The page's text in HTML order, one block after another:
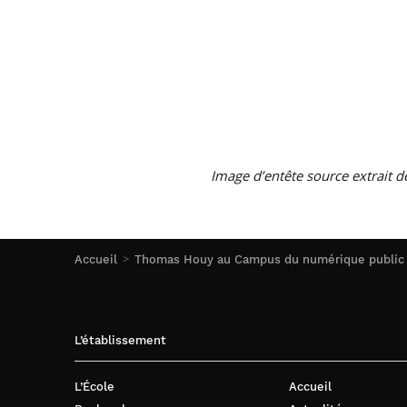
Accueil Thomas Houy au Campus du numérique
Image d’entête source extrait
L’établissement
L’École
Accueil